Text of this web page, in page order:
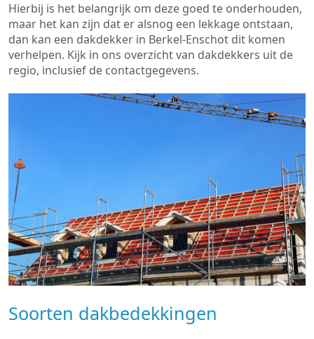
Hierbij is het belangrijk om deze goed te onderhouden,
maar het kan zijn dat er alsnog een lekkage ontstaan,
dan kan een dakdekker in Berkel-Enschot dit komen
verhelpen. Kijk in ons overzicht van dakdekkers uit de
regio, inclusief de contactgegevens.
Soorten dakbedekkingen